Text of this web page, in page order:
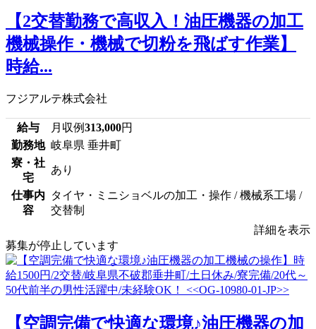
【2交替勤務で高収入！油圧機器の加工
機械操作・機械で切粉を飛ばす作業】
時給...
フジアルテ株式会社
給与 月収例313,000円
勤務地 岐阜県 垂井町
寮・社
宅
あり
仕事内
容
タイヤ・ミニショベルの加工・操作 / 機械系工場 /
交替制
詳細を表示
募集が停止しています
【空調完備で快適な環境♪油圧機器の加